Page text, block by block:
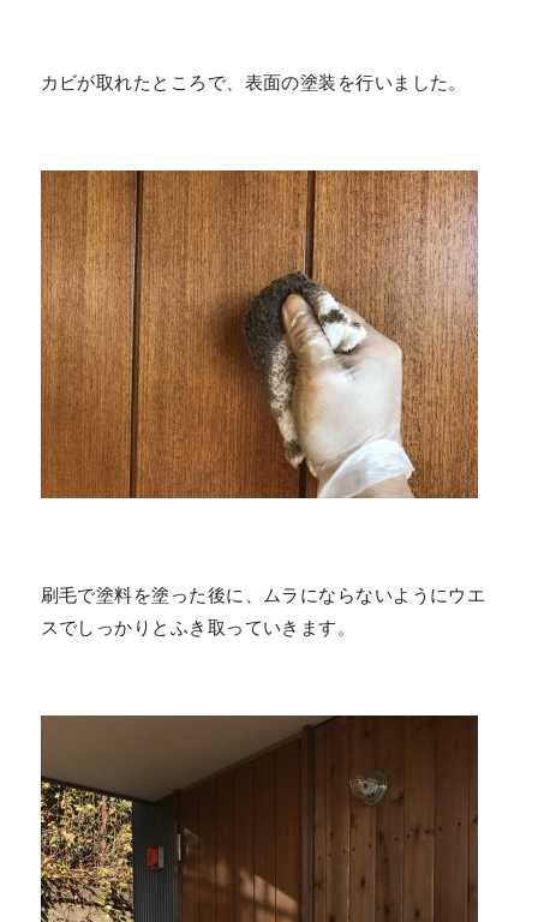
カビが取れたところで、表面の塗装を行いました。
刷毛で塗料を塗った後に、ムラにならないようにウエ
スでしっかりとふき取っていきます。